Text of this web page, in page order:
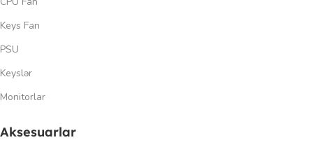
Keys Fan
PSU
Keyslər
Monitorlar
Aksesuarlar